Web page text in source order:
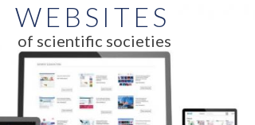
WEBSITES
of scientific societies